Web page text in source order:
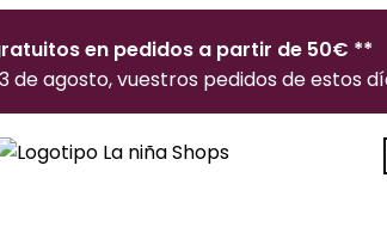
en pedidos a partir de 50€ **
de agosto, vuestros pedidos de estos